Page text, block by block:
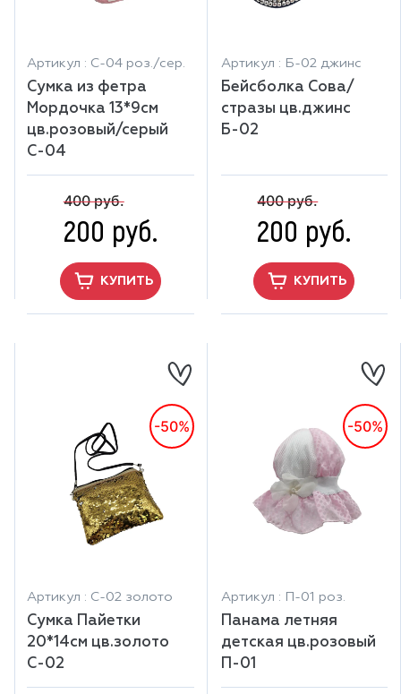
Артикул : С-04 роз./сер.
Сумка из фетра
Мордочка 13*9см
цв.розовый/серый
С-04
400 руб.
200 руб.
КУПИТЬ
Артикул : Б-02 джинс
Бейсболка Сова/
стразы цв.джинс
Б-02
400 руб.
200 руб.
КУПИТЬ
-50%
Артикул : С-02 золото
Сумка Пайетки
20*14см цв.золото
С-02
-50%
Артикул : П-01 роз.
Панама летняя
детская цв.розовый
П-01